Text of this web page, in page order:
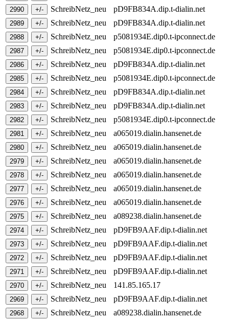
SchreibNetz_neu
pD9FB834A.dip.t-dialin.net
SchreibNetz_neu
pD9FB834A.dip.t-dialin.net
SchreibNetz_neu
p5081934E.dip0.t-ipconnect.de
SchreibNetz_neu
p5081934E.dip0.t-ipconnect.de
SchreibNetz_neu
pD9FB834A.dip.t-dialin.net
SchreibNetz_neu
p5081934E.dip0.t-ipconnect.de
SchreibNetz_neu
pD9FB834A.dip.t-dialin.net
SchreibNetz_neu
pD9FB834A.dip.t-dialin.net
SchreibNetz_neu
p5081934E.dip0.t-ipconnect.de
SchreibNetz_neu
a065019.dialin.hansenet.de
SchreibNetz_neu
a065019.dialin.hansenet.de
SchreibNetz_neu
a065019.dialin.hansenet.de
SchreibNetz_neu
a065019.dialin.hansenet.de
SchreibNetz_neu
a065019.dialin.hansenet.de
SchreibNetz_neu
a065019.dialin.hansenet.de
SchreibNetz_neu
a089238.dialin.hansenet.de
SchreibNetz_neu
pD9FB9AAF.dip.t-dialin.net
SchreibNetz_neu
pD9FB9AAF.dip.t-dialin.net
SchreibNetz_neu
pD9FB9AAF.dip.t-dialin.net
SchreibNetz_neu
pD9FB9AAF.dip.t-dialin.net
SchreibNetz_neu
141.85.165.17
SchreibNetz_neu
pD9FB9AAF.dip.t-dialin.net
SchreibNetz_neu
a089238.dialin.hansenet.de